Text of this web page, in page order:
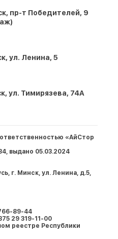
пр-т Победителей, 9
ул. Ленина, 5
ул. Тимирязева, 74A
«АйСтор
выдано 05.03.2024
г. Минcк, ул. Ленина, д.5,
89-44
29 319-11-00
реестре Республики